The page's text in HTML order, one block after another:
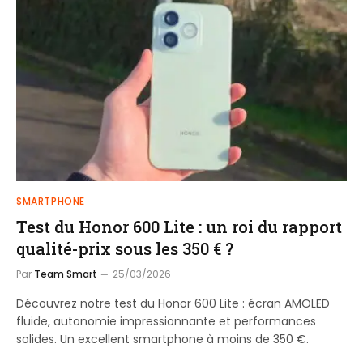
SMARTPHONE
Test du Honor 600 Lite : un roi du rapport
qualité-prix sous les 350 € ?
Par Team Smart 25/03/2026
Découvrez notre test du Honor 600 Lite : écran AMOLED
fluide, autonomie impressionnante et performances
solides. Un excellent smartphone à moins de 350 €.